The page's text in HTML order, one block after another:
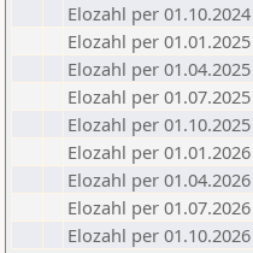
Elozahl per 01.10.2024
Elozahl per 01.01.2025
Elozahl per 01.04.2025
Elozahl per 01.07.2025
Elozahl per 01.10.2025
Elozahl per 01.01.2026
Elozahl per 01.04.2026
Elozahl per 01.07.2026
Elozahl per 01.10.2026